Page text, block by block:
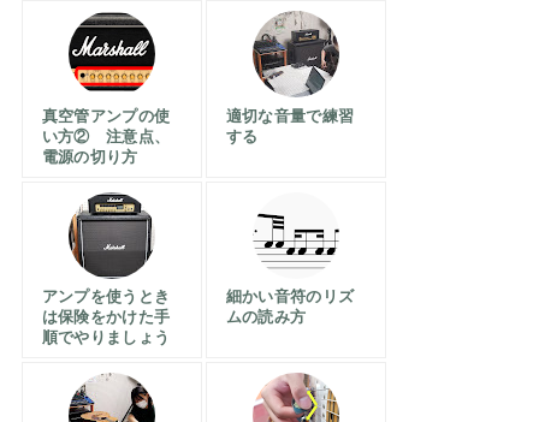
真空管アンプの使
い方② 注意点、
電源の切り方
適切な音量で練習
する
アンプを使うとき
は保険をかけた手
順でやりましょう
細かい音符のリズ
ムの読み方